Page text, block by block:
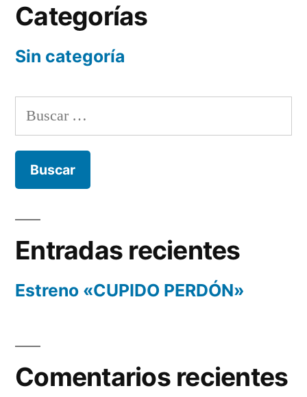
Categorías
Sin categoría
Buscar:
Entradas recientes
Estreno «CUPIDO PERDÓN»
Comentarios recientes